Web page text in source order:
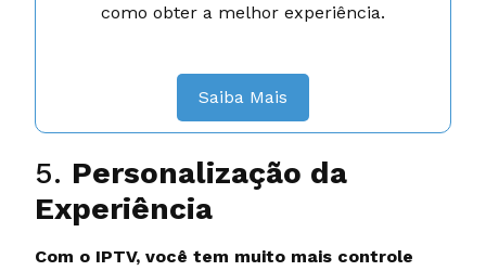
como obter a melhor experiência.
Saiba Mais
5. Personalização da
Experiência
Com o IPTV, você tem muito mais controle